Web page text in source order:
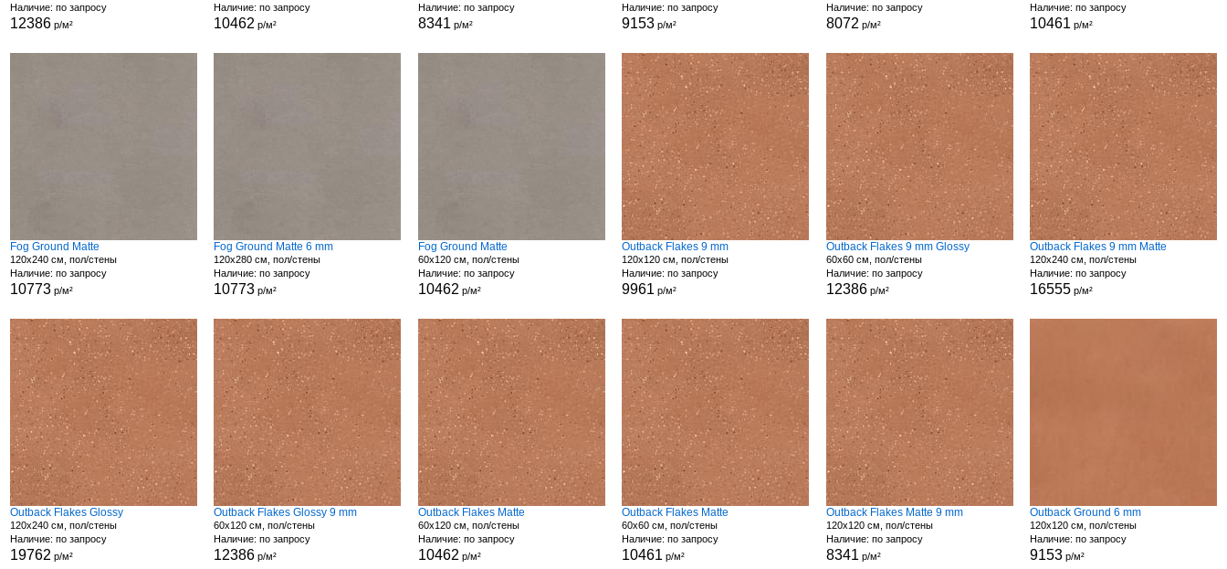
Наличие: по запросу
12386р/м²
Наличие: по запросу
10462 р/м²
Наличие: по запросу
8341 р/м²
Наличие: по запросу
9153 р/м²
Наличие: по запросу
8072 р/м²
Наличие: по запросу
10461 р/м²
Fog Ground Matte
120x240 см, пол/стены
Наличие: по запросу
10773р/м²
Fog Ground Matte 6 mm
120x280 см, пол/стены
Наличие: по запросу
10773 р/м²
Fog Ground Matte
60x120 см, пол/стены
Наличие: по запросу
10462 р/м²
Outback Flakes 9 mm
120x120 см, пол/стены
Наличие: по запросу
9961 р/м²
Outback Flakes 9 mm Glossy
60x60 см, пол/стены
Наличие: по запросу
12386р/м²
Outback Flakes 9 mm Matte
120x240 см, пол/стены
Наличие: по запросу
16555 р/м²
Outback Flakes Glossy
120x240 см, пол/стены
Наличие: по запросу
19762 р/м²
Outback Flakes Glossy 9 mm
60x120 см, пол/стены
Наличие: по запросу
12386 р/м²
Outback Flakes Matte
60x120 см, пол/стены
Наличие: по запросу
10462 р/м²
Outback Flakes Matte
60x60 см, пол/стены
Наличие: по запросу
10461 р/м²
Outback Flakes Matte 9 mm
120x120 см, пол/стены
Наличие: по запросу
8341 р/м²
Outback Ground 6 mm
120x120 см, пол/стены
Наличие: по запросу
9153 р/м²